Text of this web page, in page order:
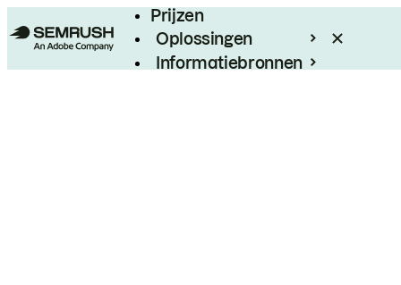
Prijzen
Oplossingen
Informatiebronnen